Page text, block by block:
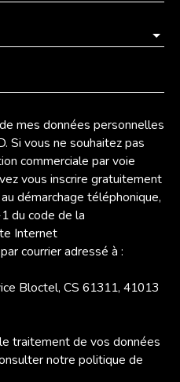
mes données personnelles
Si vous ne souhaitez pas
commerciale par voie
vous inscrire gratuitement
démarchage téléphonique,
du code de la
Internet
courrier adressé à :
Bloctel, CS 61311, 41013
traitement de vos données
notre politique de